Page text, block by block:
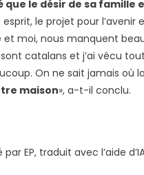
que le désir de sa
esprit, le projet pour
moi, nous manquent
catalans et j’ai vécu
On ne sait jamais où
maison», a-t-il conclu.
EP, traduit avec l’aide